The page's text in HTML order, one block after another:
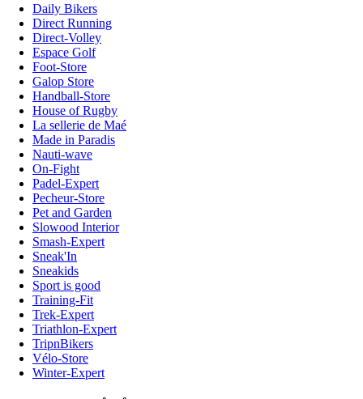
Daily Bikers
Direct Running
Direct-Volley
Espace Golf
Foot-Store
Galop Store
Handball-Store
House of Rugby
La sellerie de Maé
Made in Paradis
Nauti-wave
On-Fight
Padel-Expert
Pecheur-Store
Pet and Garden
Slowood Interior
Smash-Expert
Sneak'In
Sneakids
Sport is good
Training-Fit
Trek-Expert
Triathlon-Expert
TripnBikers
Vélo-Store
Winter-Expert